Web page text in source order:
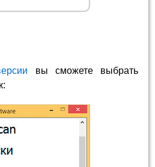
вы сможете выбрать